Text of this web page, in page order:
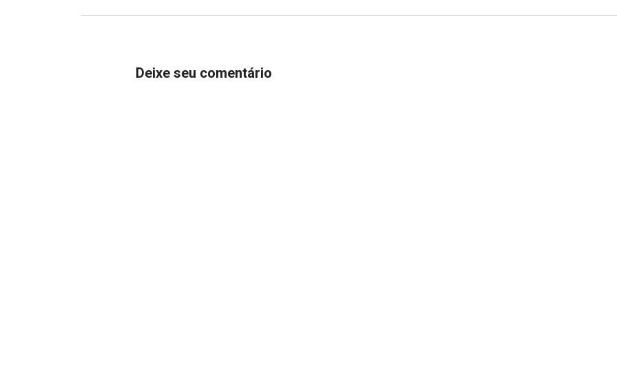
Deixe seu comentário